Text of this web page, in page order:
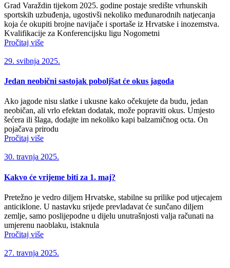
Grad Varaždin tijekom 2025. godine postaje središte vrhunskih
sportskih uzbuđenja, ugostivši nekoliko međunarodnih natjecanja
koja će okupiti brojne navijače i sportaše iz Hrvatske i inozemstva.
Kvalifikacije za Konferencijsku ligu Nogometni
Pročitaj više
29. svibnja 2025.
Jedan neobični sastojak poboljšat će okus jagoda
Ako jagode nisu slatke i ukusne kako očekujete da budu, jedan
neobičan, ali vrlo efektan dodatak, može popraviti okus. Umjesto
šećera ili šlaga, dodajte im nekoliko kapi balzamičnog octa. On
pojačava prirodu
Pročitaj više
30. travnja 2025.
Kakvo će vrijeme biti za 1. maj?
Pretežno je vedro diljem Hrvatske, stabilne su prilike pod utjecajem
anticiklone. U nastavku srijede prevladavat će sunčano diljem
zemlje, samo poslijepodne u dijelu unutrašnjosti valja računati na
umjerenu naoblaku, istaknula
Pročitaj više
27. travnja 2025.